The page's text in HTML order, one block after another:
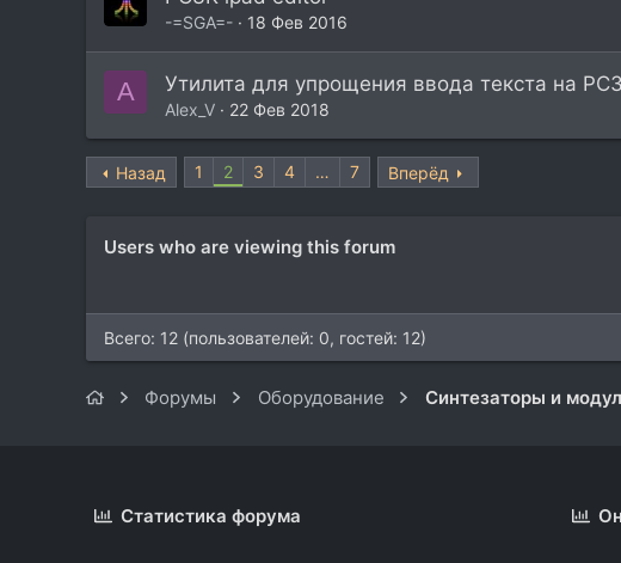
-=SGA=- 18 Фев 2016
A Утилита для упрощения ввода текста на
Alex_V 22 Фев 2018
Назад 1 2 3 4 … 7 Вперёд
Users who are viewing this forum
Всего: 12 (пользователей: 0, гостей: 12)
Форумы Оборудование Синтезаторы и
Статистика форума